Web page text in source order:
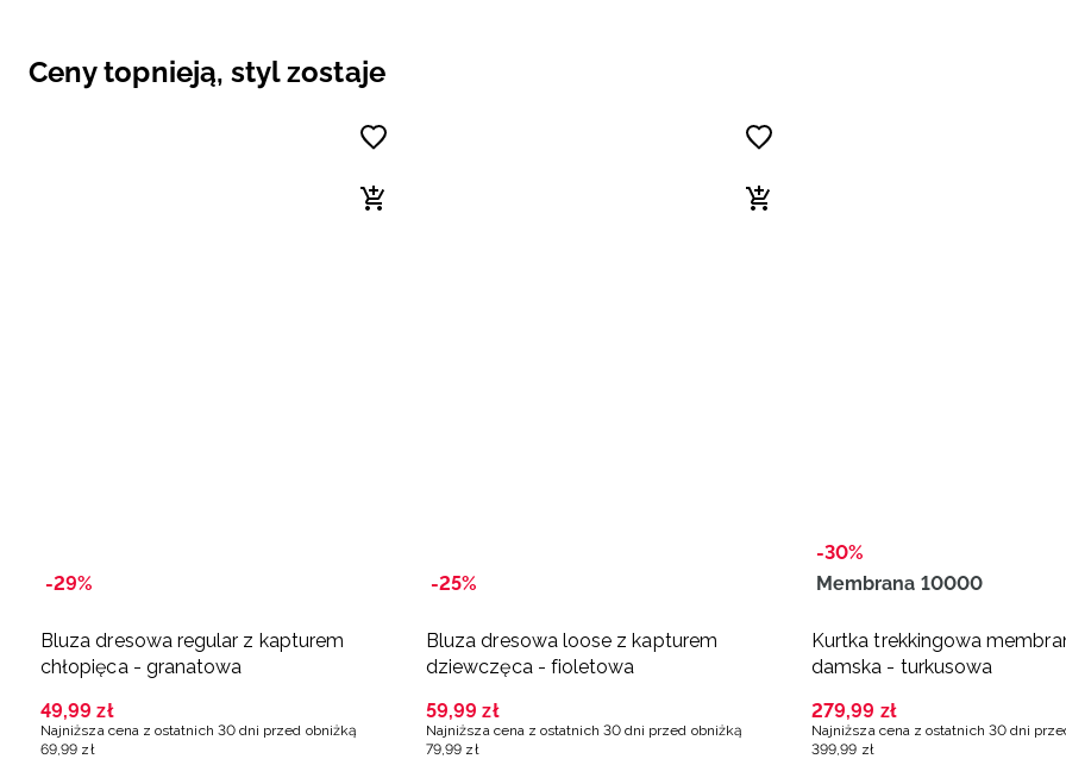
Ceny topnieją, styl zostaje
-29%
Bluza dresowa regular z kapturem
chłopięca - granatowa
49,99 zł
Najniższa cena z ostatnich 30 dni przed obniżką
69,99 zł
-25%
Bluza dresowa loose z kapturem
dziewczęca - fioletowa
59,99 zł
Najniższa cena z ostatnich 30 dni przed obniżką
79,99 zł
-30%
Membrana 10000
Kurtka trekkingowa
damska - turkusowa
279,99 zł
Najniższa cena z ostatnich 30 dni
399,99 zł